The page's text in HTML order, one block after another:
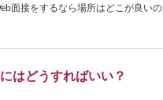
面接をするなら場所はどこが良いの
はどうすればいい？